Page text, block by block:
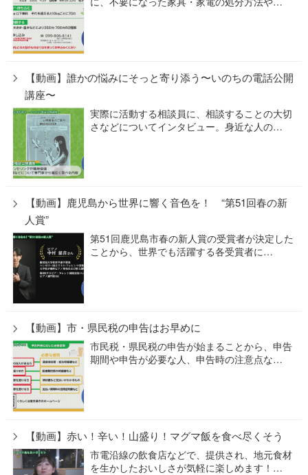
【動画】誰かの悩みにそっと寄り添う〜いのちの電話公開
講座〜
実際に活動する相談員に、相談することの大切
さなどについてインタビュー。身近な人の…
【動画】鹿児島から世界に響く音色を！ “第51回春の新
人賞”
第51回鹿児島市春の新人賞の受賞者が決定した
ことから、世界でも活躍する各受賞者に…
【動画】市・県民税の申告はお早めに
市民税・県民税の申告が始まることから、申告
期間や申告が必要な人、申告時の注意点な…
【動画】赤い！辛い！山盛り！マグマ飯を食べ尽くそう
市電沿線の飲食店などで、提供され、地元食材
を生かしたおいしさが気軽に楽しめます！…